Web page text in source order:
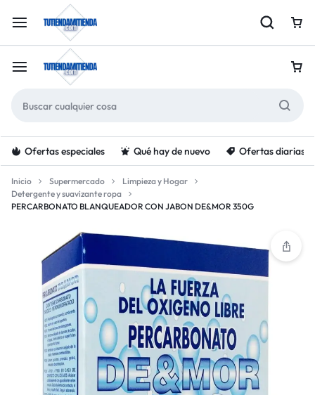
Ofertas especiales Qué hay de nuevo Ofertas diarias
Inicio Supermercado
Limpieza y Hogar
Detergente y suavizante ropa
PERCARBONATO BLANQUEADOR CON JABON DE&MOR 350G